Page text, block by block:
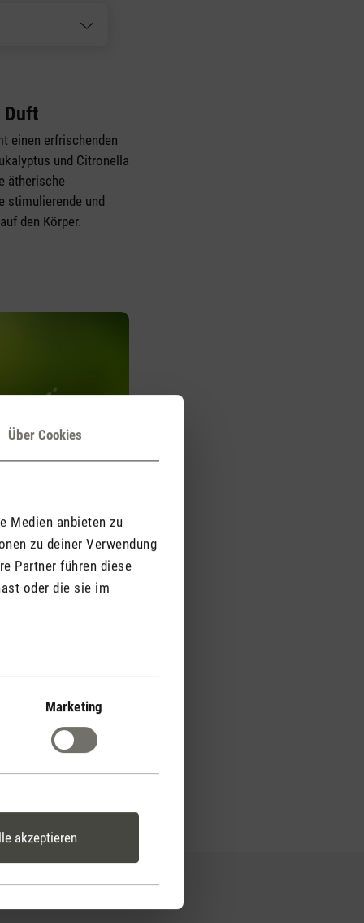
Über Cookies
Medien anbieten zu
zu deiner Verwendung
Partner führen diese
oder die sie im
Marketing
akzeptieren
Duft
einen erfrischenden
und Citronella
ätherische
stimulierende und
den Körper.
die Anwendung mit